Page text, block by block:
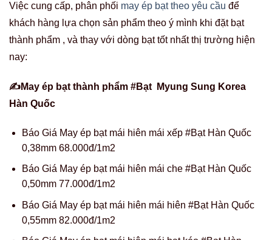
Việc cung cấp, phân phối may ép bạt theo yêu cầu để
khách hàng lựa chọn sản phẩm theo ý mình khi đặt bạt
thành phẩm , và thay với dòng bạt tốt nhất thị trường hiện
nay:
✍May ép bạt thành phẩm #Bạt Myung Sung Korea
Hàn Quốc
Báo Giá May ép bạt mái hiên mái xếp #Bạt Hàn Quốc
0,38mm 68.000đ/1m2
Báo Giá May ép bạt mái hiên mái che #Bạt Hàn Quốc
0,50mm 77.000đ/1m2
Báo Giá May ép bạt mái hiên mái hiên #Bạt Hàn Quốc
0,55mm 82.000đ/1m2